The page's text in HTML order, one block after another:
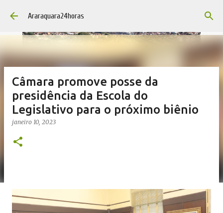
Pular para o conteúdo principal
Araraquara24horas
Câmara promove posse da
presidência da Escola do
Legislativo para o próximo biênio
janeiro 10, 2023